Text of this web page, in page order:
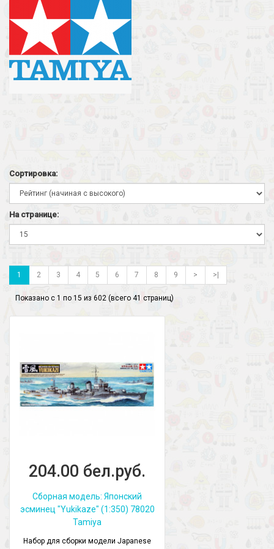
Сортировка:
На странице:
1 2 3 4 5 6 7 8 9 > >|
Показано с 1 по 15 из 602 (всего 41 страниц)
204.00 бел.руб.
Сборная модель: Японский
эсминец "Yukikaze" (1:350) 78020
Tamiya
Набор для сборки модели Japanese